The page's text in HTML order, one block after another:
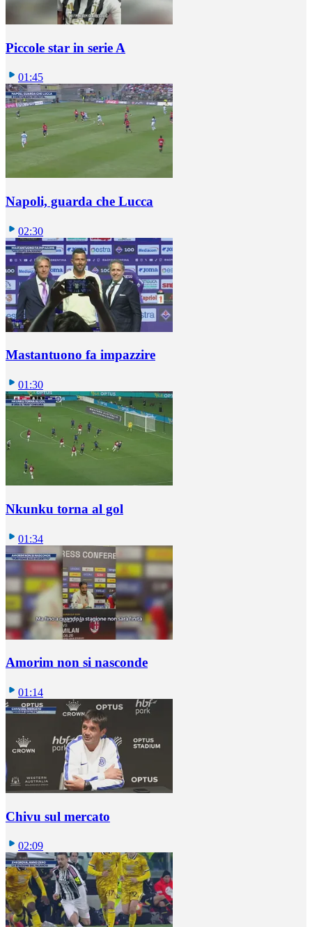
Piccole star in serie A
01:45
Napoli, guarda che Lucca
02:30
Mastantuono fa impazzire
01:30
Nkunku torna al gol
01:34
Amorim non si nasconde
01:14
Chivu sul mercato
02:09